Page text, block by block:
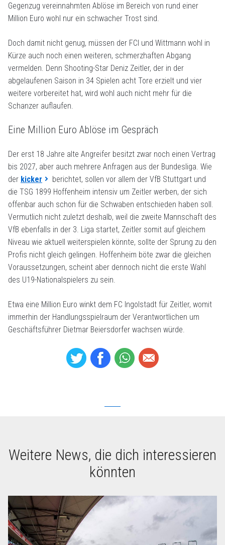
Gegenzug vereinnahmten Ablöse im Bereich von rund einer
Million Euro wohl nur ein schwacher Trost sind.
Doch damit nicht genug, müssen der FCI und Wittmann wohl in
Kürze auch noch einen weiteren, schmerzhaften Abgang
vermelden. Denn Shooting-Star Deniz Zeitler, der in der
abgelaufenen Saison in 34 Spielen acht Tore erzielt und vier
weitere vorbereitet hat, wird wohl auch nicht mehr für die
Schanzer auflaufen.
Eine Million Euro Ablöse im Gespräch
Der erst 18 Jahre alte Angreifer besitzt zwar noch einen Vertrag
bis 2027, aber auch mehrere Anfragen aus der Bundesliga. Wie
der kicker
berichtet, sollen vor allem der VfB Stuttgart und
die TSG 1899 Hoffenheim intensiv um Zeitler werben, der sich
offenbar auch schon für die Schwaben entschieden haben soll.
Vermutlich nicht zuletzt deshalb, weil die zweite Mannschaft des
VfB ebenfalls in der 3. Liga startet, Zeitler somit auf gleichem
Niveau wie aktuell weiterspielen könnte, sollte der Sprung zu den
Profis nicht gleich gelingen. Hoffenheim böte zwar die gleichen
Voraussetzungen, scheint aber dennoch nicht die erste Wahl
des U19-Nationalspielers zu sein.
Etwa eine Million Euro winkt dem FC Ingolstadt für Zeitler, womit
immerhin der Handlungsspielraum der Verantwortlichen um
Geschäftsführer Dietmar Beiersdorfer wachsen würde.
Weitere News, die dich interessieren
könnten